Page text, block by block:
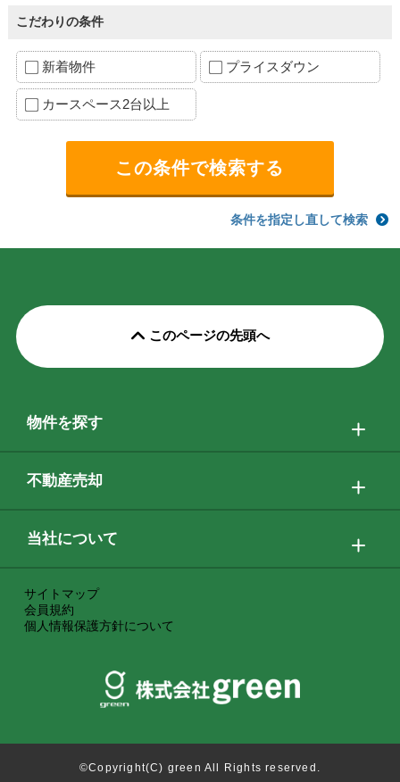
こだわりの条件
新着物件 プライスダウン
カースペース2台以上
条件を指定し直して検索
このページの先頭へ
物件を探す
不動産売却
当社について
サイトマップ
会員規約
個人情報保護方針について
©Copyright(C) green All Rights reserved.